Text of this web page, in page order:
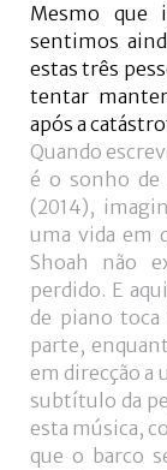
Mesmo que
sentimos
estas três
tentar
após a
Quando
é o sonho de
(2014),
uma vida em
Shoah não
perdido. E
de piano
parte,
em direcção a
subtítulo da
esta música,
que o barco